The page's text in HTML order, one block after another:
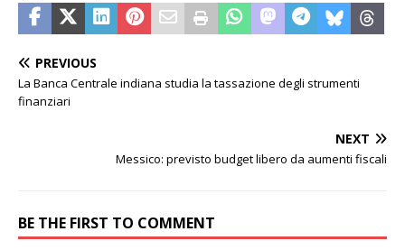
PREVIOUS
La Banca Centrale indiana studia la tassazione degli strumenti
finanziari
NEXT
Messico: previsto budget libero da aumenti fiscali
BE THE FIRST TO COMMENT